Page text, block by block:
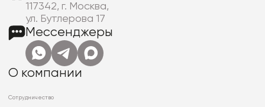
117342, г. Москва,
ул. Бутлерова 17
Мессенджеры
О компании
Сотрудничество